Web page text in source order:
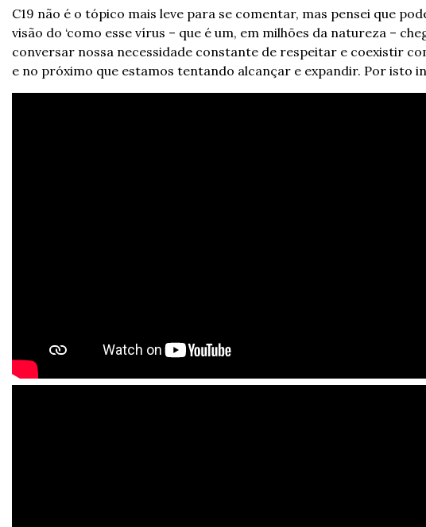
C19 não é o tópico mais leve para se comentar, mas pensei que
visão do ‘como esse vírus – que é um, em milhões da natureza –
conversar nossa necessidade constante de respeitar e coexistir
e no próximo que estamos tentando alcançar e expandir. Por isto